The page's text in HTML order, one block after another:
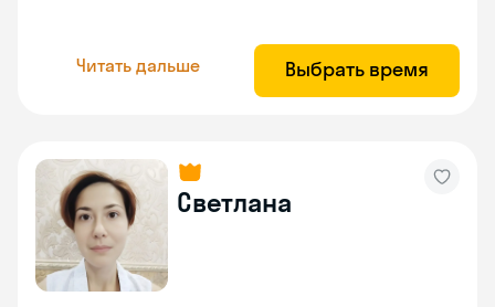
Читать дальше Выбрать время
Светлана